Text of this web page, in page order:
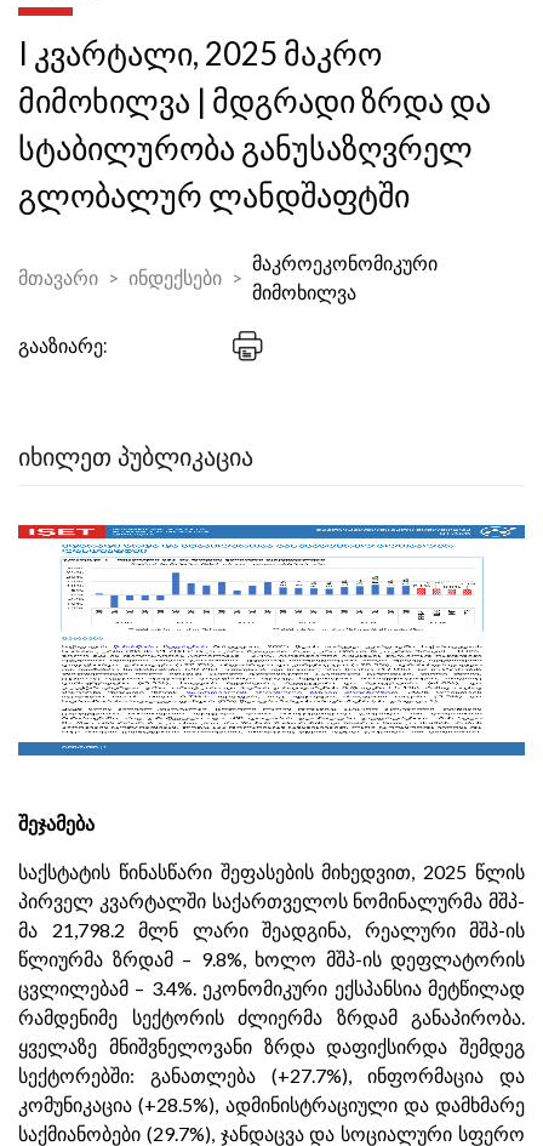
I კვარტალი, 2025 მაკრო
მიმოხილვა | მდგრადი ზრდა და
სტაბილურობა განუსაზღვრელ
გლობალურ ლანდშაფტში
მთავარი ინდექსები
მაკროეკონომიკური
მიმოხილვა
გააზიარე:
ᲘᲮᲘᲚᲔᲗ ᲞᲣᲑᲚᲘᲙᲐᲪᲘᲐ
შეჯამება
საქსტატის წინასწარი შეფასების მიხედვით, 2025 წლის
პირველ კვარტალში საქართველოს ნომინალურმა მშპ-
მა 21,798.2 მლნ ლარი შეადგინა, რეალური მშპ-ის
წლიურმა ზრდამ – 9.8%, ხოლო მშპ-ის დეფლატორის
ცვლილებამ – 3.4%. ეკონომიკური ექსპანსია მეტწილად
რამდენიმე სექტორის ძლიერმა ზრდამ განაპირობა.
ყველაზე მნიშვნელოვანი ზრდა დაფიქსირდა შემდეგ
სექტორებში: განათლება (+27.7%), ინფორმაცია და
კომუნიკაცია (+28.5%), ადმინისტრაციული და დამხმარე
საქმიანობები (29.7%), ჯანდაცვა და სოციალური სფერო